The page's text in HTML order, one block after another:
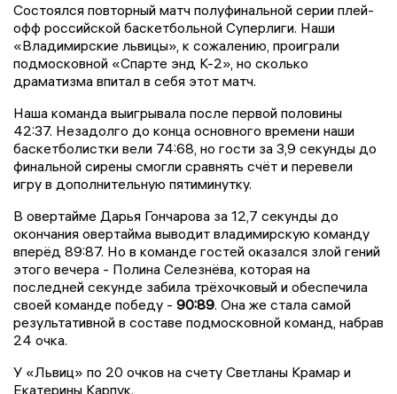
Состоялся повторный матч полуфинальной серии плей-
офф российской баскетбольной Суперлиги. Наши
«Владимирские львицы», к сожалению, проиграли
подмосковной «Спарте энд К-2», но сколько
драматизма впитал в себя этот матч.
Наша команда выигрывала после первой половины
42:37. Незадолго до конца основного времени наши
баскетболистки вели 74:68, но гости за 3,9 секунды до
финальной сирены смогли сравнять счёт и перевели
игру в дополнительную пятиминутку.
В овертайме Дарья Гончарова за 12,7 секунды до
окончания овертайма выводит владимирскую команду
вперёд 89:87. Но в команде гостей оказался злой гений
этого вечера - Полина Селезнёва, которая на
последней секунде забила трёхочковый и обеспечила
своей команде победу - 90:89. Она же стала самой
результативной в составе подмосковной команд, набрав
24 очка.
У «Львиц» по 20 очков на счету Светланы Крамар и
Екатерины Карпук.